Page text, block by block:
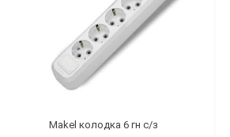
Makel колодка 6 гн с/з